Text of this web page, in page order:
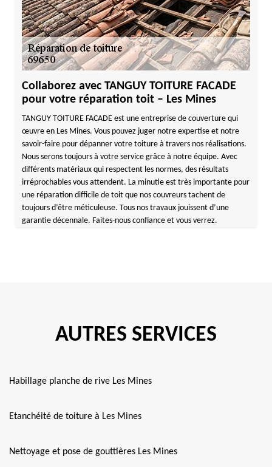
Collaborez avec TANGUY TOITURE FACADE
pour votre réparation toit – Les Mines
TANGUY TOITURE FACADE est une entreprise de couverture qui
œuvre en Les Mines. Vous pouvez juger notre expertise et notre
savoir-faire pour dépanner votre toiture à travers nos réalisations.
Nous serons toujours à votre service grâce à notre équipe. Avec
différents matériaux qui respectent les normes, des résultats
irréprochables vous attendent. La minutie est très importante pour
une réparation difficile de toit que nos couvreurs tachent de
toujours d’être méticuleuse. Tous nos travaux jouissent d’une
garantie décennale. Faites-nous confiance et vous verrez.
AUTRES SERVICES
Habillage planche de rive Les Mines
Etanchéité de toiture à Les Mines
Nettoyage et pose de gouttières Les Mines